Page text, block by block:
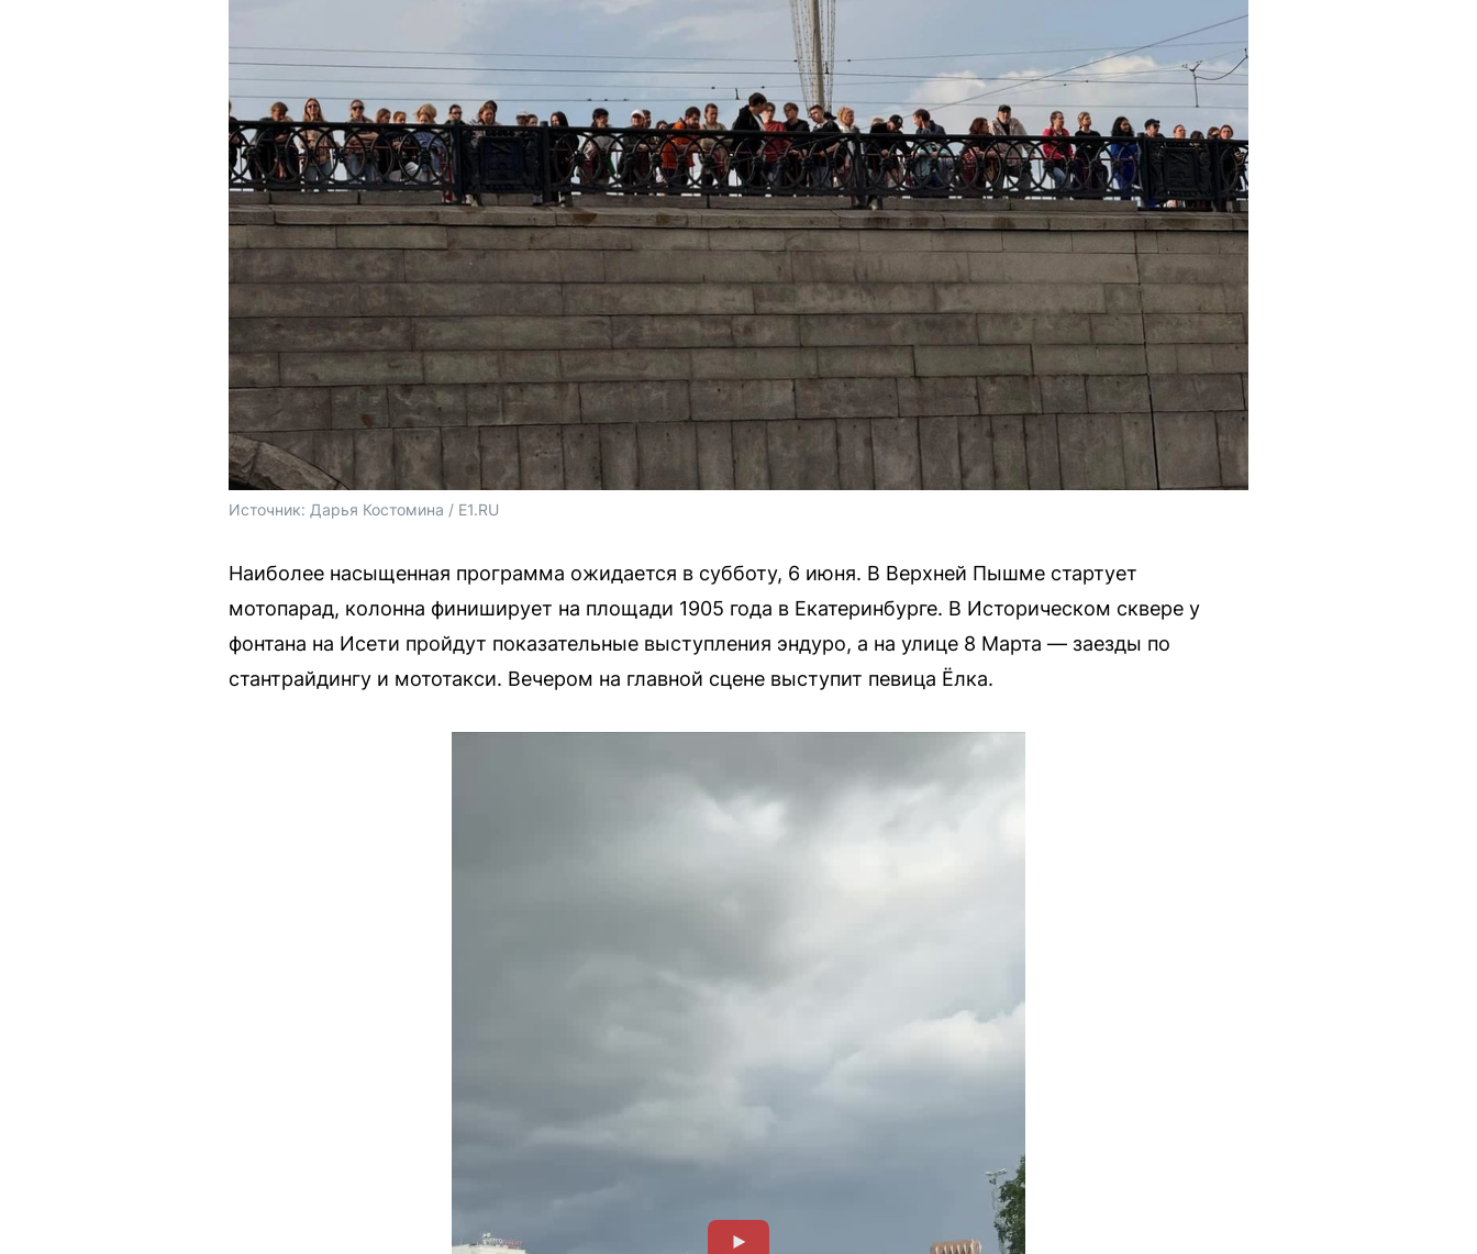
Источник: Дарья Костомина / E1.RU
Наиболее насыщенная программа ожидается в субботу, 6 июня. В Верхней Пышме стартует
мотопарад, колонна финиширует на площади 1905 года в Екатеринбурге. В Историческом сквере у
фонтана на Исети пройдут показательные выступления эндуро, а на улице 8 Марта — заезды по
стантрайдингу и мототакси. Вечером на главной сцене выступит певица Ёлка.